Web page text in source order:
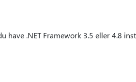
have .NET Framework 3.5 eller 4.8